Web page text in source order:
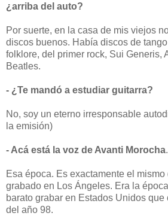
¿arriba del auto?
Por suerte, en la casa de mis viejos
discos buenos. Había discos de
folklore, del primer rock, Sui Generis,
Beatles.
- ¿Te mandó a estudiar guitarra?
No, soy un eterno irresponsable
la emisión)
- Acá está la voz de Avanti Morocha.
Esa época. Es exactamente el
grabado en Los Ángeles. Era la
barato grabar en Estados Unidos que
del año 98.